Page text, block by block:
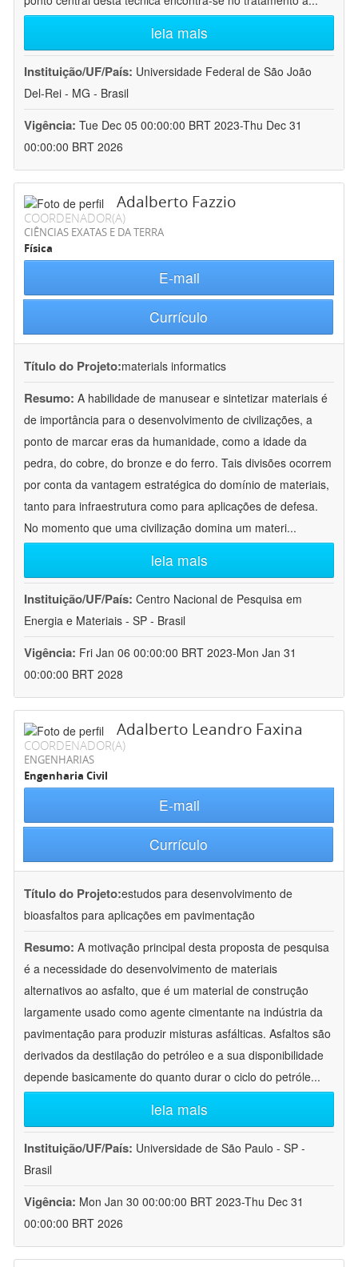
leia mais
Instituição/UF/País: Universidade Federal de São João
Del-Rei - MG - Brasil
Vigência: Tue Dec 05 00:00:00 BRT 2023-Thu Dec 31
00:00:00 BRT 2026
Adalberto Fazzio
COORDENADOR(A)
CIÊNCIAS EXATAS E DA TERRA
Física
E-mail
Currículo
Título do Projeto:materials informatics
Resumo: A habilidade de manusear e sintetizar materiais é
de importância para o desenvolvimento de civilizações, a
ponto de marcar eras da humanidade, como a idade da
pedra, do cobre, do bronze e do ferro. Tais divisões ocorrem
por conta da vantagem estratégica do domínio de materiais,
tanto para infraestrutura como para aplicações de defesa.
No momento que uma civilização domina um materi...
leia mais
Instituição/UF/País: Centro Nacional de Pesquisa em
Energia e Materiais - SP - Brasil
Vigência: Fri Jan 06 00:00:00 BRT 2023-Mon Jan 31
00:00:00 BRT 2028
Adalberto Leandro Faxina
COORDENADOR(A)
ENGENHARIAS
Engenharia Civil
E-mail
Currículo
Título do Projeto:estudos para desenvolvimento de
bioasfaltos para aplicações em pavimentação
Resumo: A motivação principal desta proposta de pesquisa
é a necessidade do desenvolvimento de materiais
alternativos ao asfalto, que é um material de construção
largamente usado como agente cimentante na indústria da
pavimentação para produzir misturas asfálticas. Asfaltos são
derivados da destilação do petróleo e a sua disponibilidade
depende basicamente do quanto durar o ciclo do petróle...
leia mais
Instituição/UF/País: Universidade de São Paulo - SP -
Brasil
Vigência: Mon Jan 30 00:00:00 BRT 2023-Thu Dec 31
00:00:00 BRT 2026